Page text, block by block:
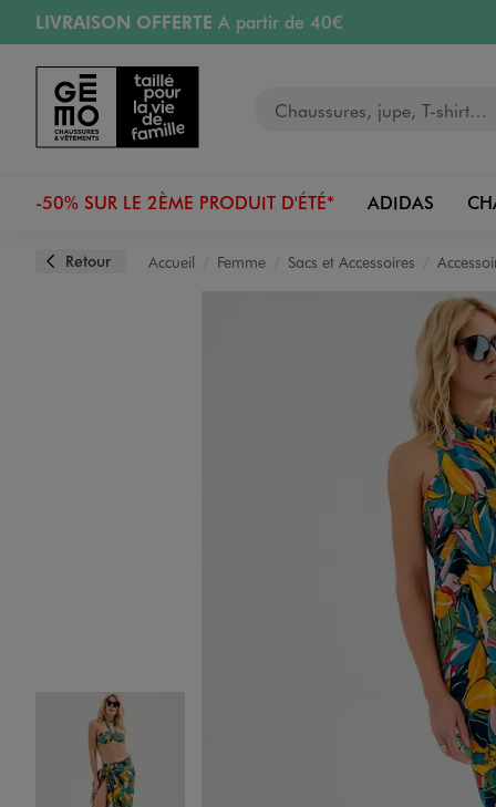
Aller au contenu principal
Aller à la navigation
LIVRAISON OFFERTE A partir de 40€
RETRAIT ET LIVRAISON OFFERTE
RÉSERVATION GRATUITE
4h en magasin
Retours OFFERTSpendant 30 jours
-50% SUR LE 2ÈME PRODUIT D'ÉTÉ* ADIDAS
Retour Accueil Femme Sacs et Accessoires